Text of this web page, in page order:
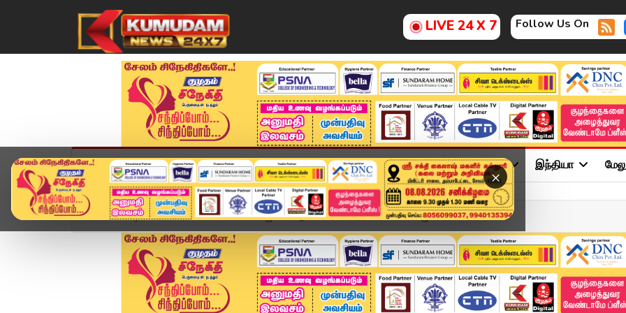
LIVE 24 X 7 Follow Us On
×
முகப்பு விளையாட்டு அண்மை தமிழ்நாடு சினிமா அரசியல் விளையாட்டு இந்தியா
Home வீடியோ ஸ்டோரி 🔴Live: CM விஜய்யே ஆட்சியை சரமாரியாக கேள்வி எழு...